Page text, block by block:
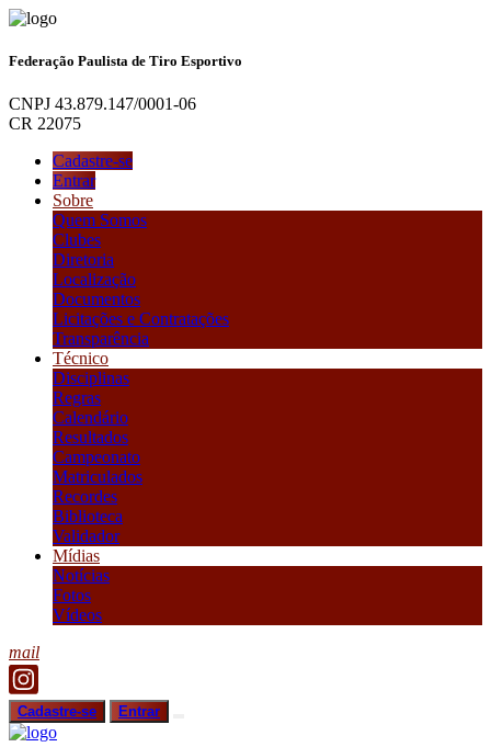
Federação Paulista de Tiro Esportivo
CNPJ 43.879.147/0001-06
CR 22075
Cadastre-se
Entrar
Sobre
Quem Somos
Clubes
Diretoria
Localização
Documentos
Licitações e Contratações
Transparência
Técnico
Disciplinas
Regras
Calendário
Resultados
Campeonato
Matriculados
Recordes
Biblioteca
Validador
Mídias
Notícias
Fotos
Vídeos
mail
Cadastre-se Entrar